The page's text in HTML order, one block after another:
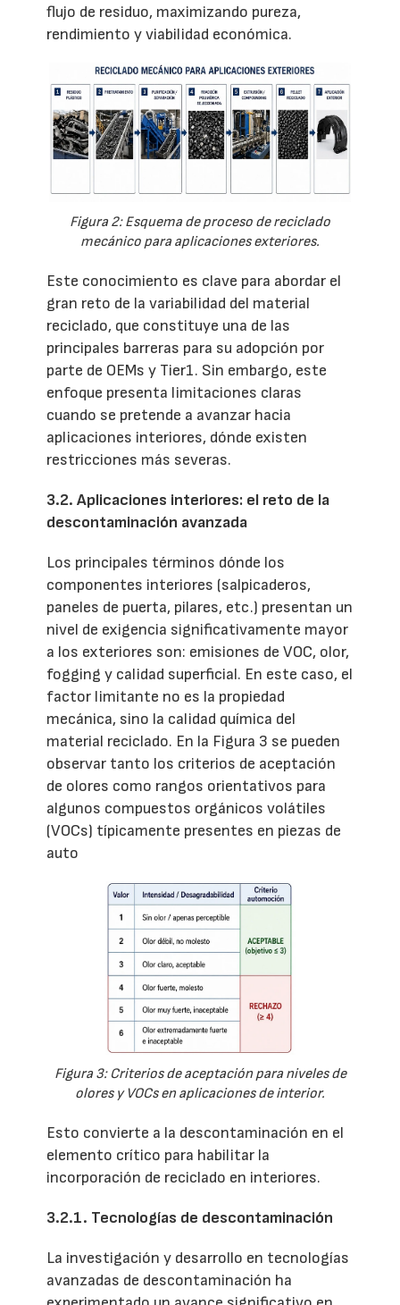
flujo de residuo, maximizando pureza,
rendimiento y viabilidad económica.
Figura 2: Esquema de proceso de reciclado
mecánico para aplicaciones exteriores.
Este conocimiento es clave para abordar el
gran reto de la variabilidad del material
reciclado, que constituye una de las
principales barreras para su adopción por
parte de OEMs y Tier1. Sin embargo, este
enfoque presenta limitaciones claras
cuando se pretende a avanzar hacia
aplicaciones interiores, dónde existen
restricciones más severas.
3.2. Aplicaciones interiores: el reto de la
descontaminación avanzada
Los principales términos dónde los
componentes interiores (salpicaderos,
paneles de puerta, pilares, etc.) presentan un
nivel de exigencia significativamente mayor
a los exteriores son: emisiones de VOC, olor,
fogging y calidad superficial. En este caso, el
factor limitante no es la propiedad
mecánica, sino la calidad química del
material reciclado. En la Figura 3 se pueden
observar tanto los criterios de aceptación
de olores como rangos orientativos para
algunos compuestos orgánicos volátiles
(VOCs) típicamente presentes en piezas de
auto
Figura 3: Criterios de aceptación para niveles de
olores y VOCs en aplicaciones de interior.
Esto convierte a la descontaminación en el
elemento crítico para habilitar la
incorporación de reciclado en interiores.
3.2.1. Tecnologías de descontaminación
La investigación y desarrollo en tecnologías
avanzadas de descontaminación ha